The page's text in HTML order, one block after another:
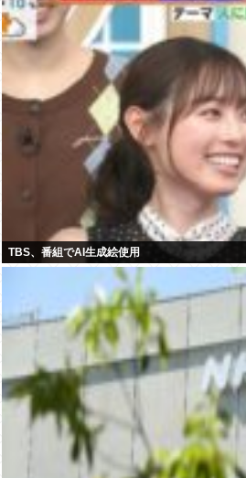
TBS、番組でAI生成絵使用